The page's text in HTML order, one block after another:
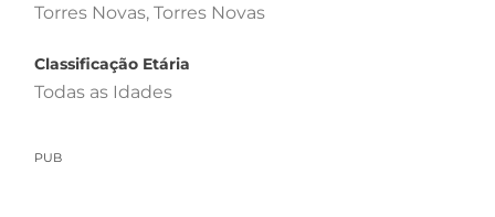
Torres Novas, Torres Novas
Classificação Etária
Todas as Idades
PUB